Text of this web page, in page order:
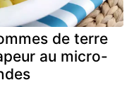
de terre
au micro-